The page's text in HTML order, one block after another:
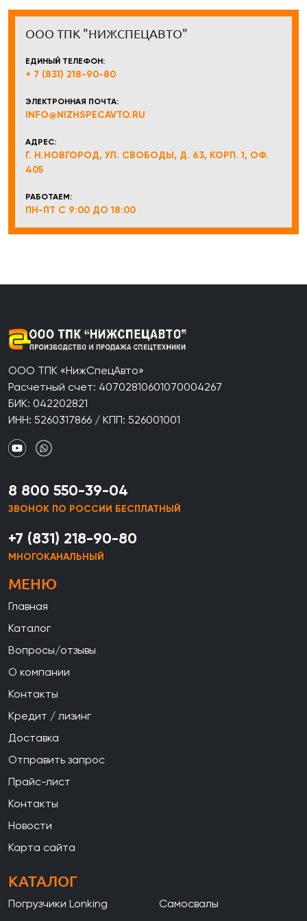
ООО ТПК "НИЖСПЕЦАВТО"
ЕДИНЫЙ ТЕЛЕФОН:
+ 7 (831) 218-90-80
ЭЛЕКТРОННАЯ ПОЧТА:
INFO@NIZHSPECAVTO.RU
АДРЕС:
Г. Н.НОВГОРОД, УЛ. СВОБОДЫ, Д. 63, КОРП. 1, ОФ.
405
РАБОТАЕМ:
ПН-ПТ С 9:00 ДО 18:00
ООО ТПК «НижСпецАвто»
Расчетный счет: 40702810601070004267
БИК: 042202821
ИНН: 5260317866 / КПП: 526001001
8 800 550-39-04
ЗВОНОК ПО РОССИИ БЕСПЛАТНЫЙ
+7 (831) 218-90-80
МНОГОКАНАЛЬНЫЙ
МЕНЮ
Главная
Каталог
Вопросы/отзывы
О компании
Контакты
Кредит / лизинг
Доставка
Отправить запрос
Прайс-лист
Контакты
Новости
Карта сайта
КАТАЛОГ
Погрузчики Lonking
Самосвалы